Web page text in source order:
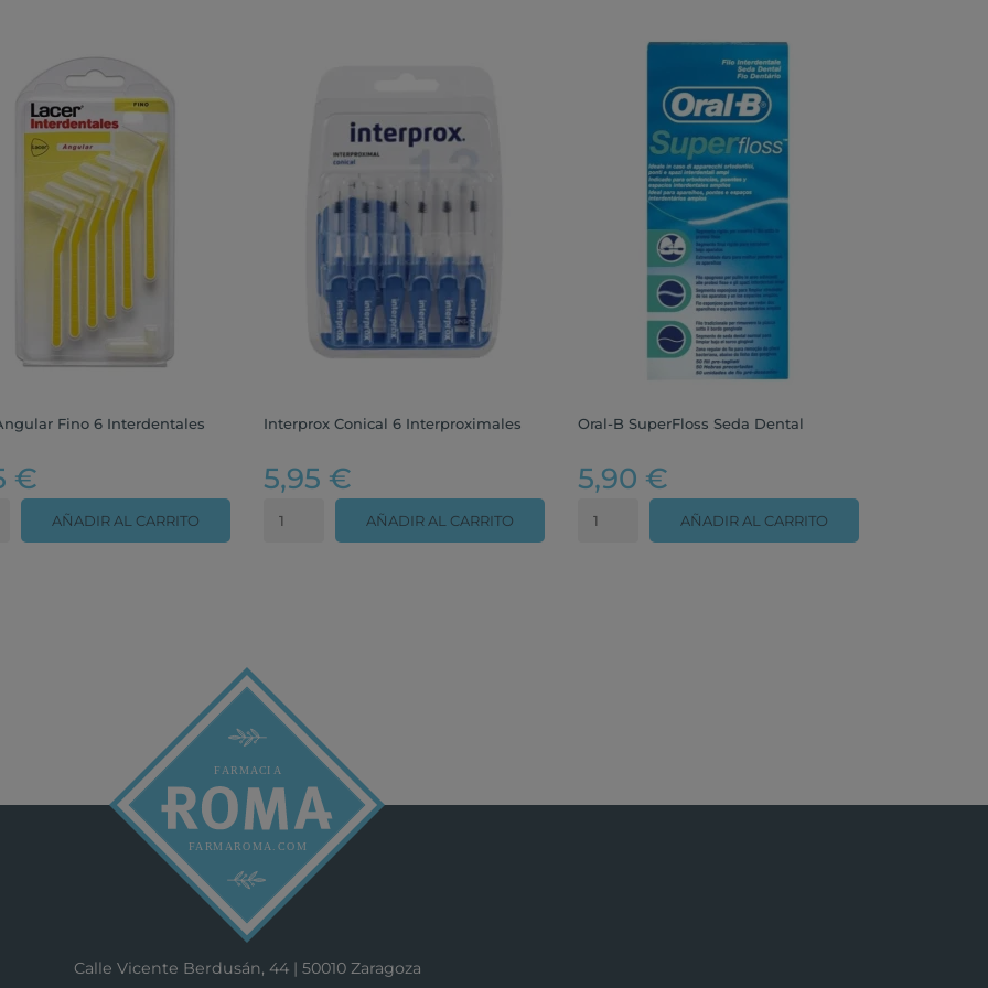
Fino 6 Interdentales
€
AÑADIR AL CARRITO
Interprox Conical 6 Interproximales
5,95 €
AÑADIR AL CARRITO
Oral-B SuperFloss Seda Dental
5,90 €
AÑADIR AL CARRITO
Calle Vicente Berdusán, 44 | 50010 Zaragoza